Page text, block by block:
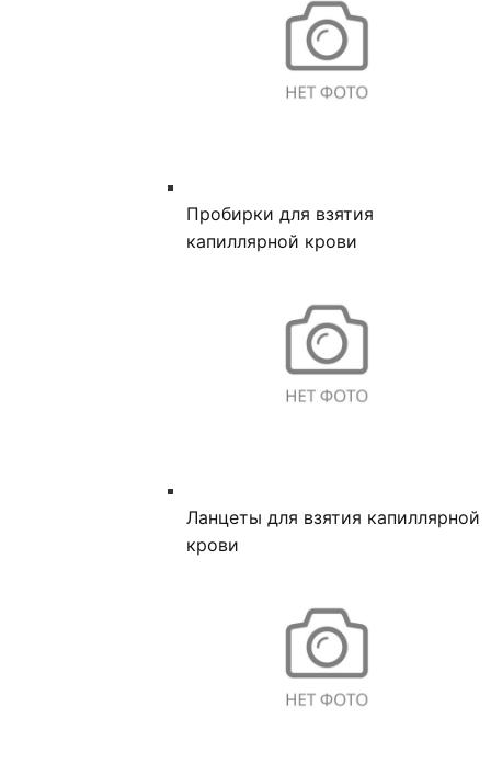
Пробирки для взятия
капиллярной крови
Ланцеты для взятия капиллярной
крови